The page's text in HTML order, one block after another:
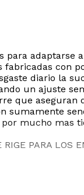
adaptarse
con
diario la
un ajuste
que
sumamente
mucho mas
PARA LOS